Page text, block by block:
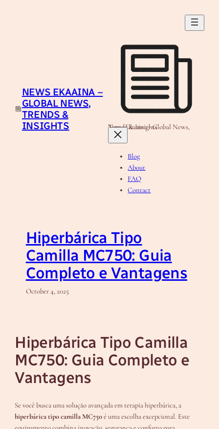
NEWS EKAAINA –
GLOBAL NEWS,
TRENDS &
INSIGHTS
News Ekaaina - Global News, Trends & Insights
Blog
About
FAQ
Contact
Hiperbárica Tipo
Camilla MC750: Guia
Completo e Vantagens
October 4, 2025
Hiperbárica Tipo Camilla
MC750: Guia Completo e
Vantagens
Se você busca uma solução avançada em terapia hiperbárica, a
hiperbárica tipo camilla MC750é uma escolha excepcional. Este